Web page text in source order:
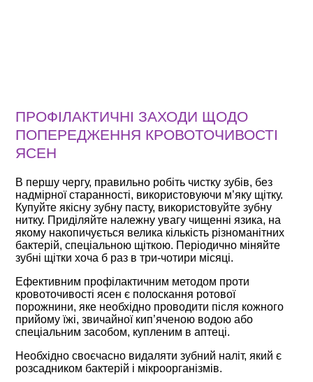
ПРОФІЛАКТИЧНІ ЗАХОДИ ЩОДО
ПОПЕРЕДЖЕННЯ КРОВОТОЧИВОСТІ
ЯСЕН
В першу чергу, правильно робіть чистку зубів, без
надмірної старанності, використовуючи м’яку щітку.
Купуйте якісну зубну пасту, використовуйте зубну
нитку. Приділяйте належну увагу чищенні язика, на
якому накопичується велика кількість різноманітних
бактерій, спеціальною щіткою. Періодично міняйте
зубні щітки хоча б раз в три-чотири місяці.
Ефективним профілактичним методом проти
кровоточивості ясен є полоскання ротової
порожнини, яке необхідно проводити після кожного
прийому їжі, звичайної кип’яченою водою або
спеціальним засобом, купленим в аптеці.
Необхідно своєчасно видаляти зубний наліт, який є
розсадником бактерій і мікроорганізмів.